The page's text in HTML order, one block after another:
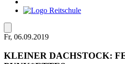
Fr, 06.09.2019
KLEINER DACHSTOCK: